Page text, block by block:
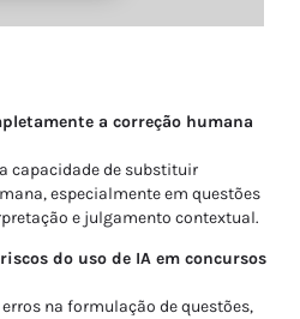
a correção humana
capacidade de substituir
especialmente em questões
e julgamento contextual.
do uso de IA em concursos
na formulação de questões,